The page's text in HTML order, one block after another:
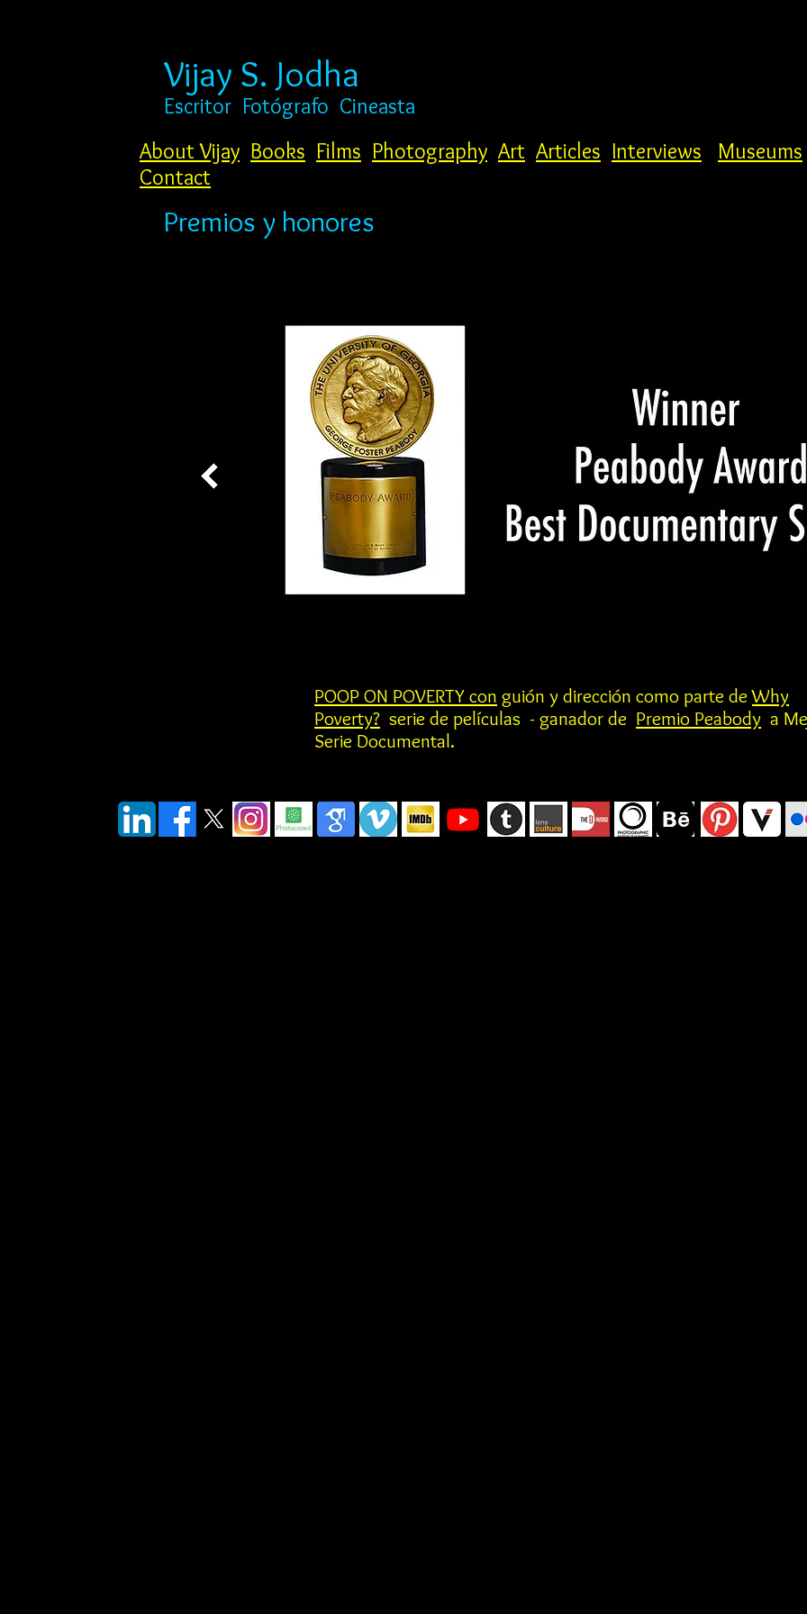
Vijay S. Jodha
Escritor Fotógrafo Cineasta
About Vijay Books Films Photography Art Articles Interviews
Museums
Contact
Premios y honores
POOP ON POVERTY con guión y dirección como parte deWhy
Poverty? serie de películas - ganador de Premio Peabody a
Serie Documental.